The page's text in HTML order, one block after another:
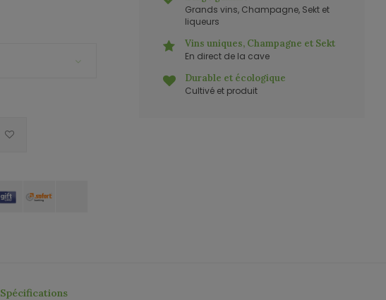
Grands vins, Champagne, Sekt et
liqueurs
Vins uniques, Champagne et Sekt
En direct de la cave
Durable et écologique
Cultivé et produit
Spécifications